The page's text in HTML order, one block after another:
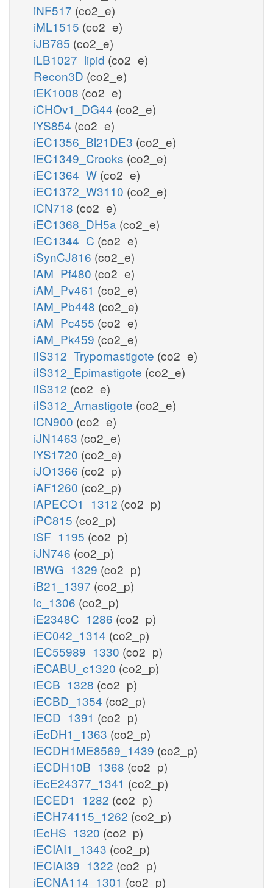
iNF517 (co2_e)
iML1515 (co2_e)
iJB785 (co2_e)
iLB1027_lipid (co2_e)
Recon3D (co2_e)
iEK1008 (co2_e)
iCHOv1_DG44 (co2_e)
iYS854 (co2_e)
iEC1356_Bl21DE3 (co2_e)
iEC1349_Crooks (co2_e)
iEC1364_W (co2_e)
iEC1372_W3110 (co2_e)
iCN718 (co2_e)
iEC1368_DH5a (co2_e)
iEC1344_C (co2_e)
iSynCJ816 (co2_e)
iAM_Pf480 (co2_e)
iAM_Pv461 (co2_e)
iAM_Pb448 (co2_e)
iAM_Pc455 (co2_e)
iAM_Pk459 (co2_e)
iIS312_Trypomastigote (co2_e)
iIS312_Epimastigote (co2_e)
iIS312 (co2_e)
iIS312_Amastigote (co2_e)
iCN900 (co2_e)
iJN1463 (co2_e)
iYS1720 (co2_e)
iJO1366 (co2_p)
iAF1260 (co2_p)
iAPECO1_1312 (co2_p)
iPC815 (co2_p)
iSF_1195 (co2_p)
iJN746 (co2_p)
iBWG_1329 (co2_p)
iB21_1397 (co2_p)
ic_1306 (co2_p)
iE2348C_1286 (co2_p)
iEC042_1314 (co2_p)
iEC55989_1330 (co2_p)
iECABU_c1320 (co2_p)
iECB_1328 (co2_p)
iECBD_1354 (co2_p)
iECD_1391 (co2_p)
iEcDH1_1363 (co2_p)
iECDH1ME8569_1439 (co2_p)
iECDH10B_1368 (co2_p)
iEcE24377_1341 (co2_p)
iECED1_1282 (co2_p)
iECH74115_1262 (co2_p)
iEcHS_1320 (co2_p)
iECIAI1_1343 (co2_p)
iECIAI39_1322 (co2_p)
iECNA114_1301 (co2_p)